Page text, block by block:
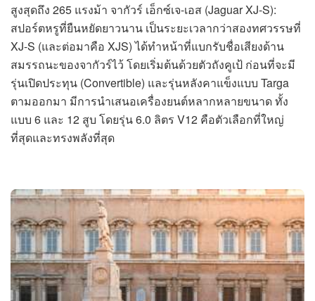
สูงสุดถึง 265 แรงม้า จากัวร์ เอ็กซ์เจ-เอส (Jaguar XJ-S):
สปอร์ตหรูที่ยืนหยัดยาวนาน เป็นระยะเวลากว่าสองทศวรรษที่
XJ-S (และต่อมาคือ XJS) ได้ทำหน้าที่แบกรับชื่อเสียงด้าน
สมรรถนะของจากัวร์ไว้ โดยเริ่มต้นด้วยตัวถังคูเป้ ก่อนที่จะมี
รุ่นเปิดประทุน (Convertible) และรุ่นหลังคาแข็งแบบ Targa
ตามออกมา มีการนำเสนอเครื่องยนต์หลากหลายขนาด ทั้ง
แบบ 6 และ 12 สูบ โดยรุ่น 6.0 ลิตร V12 คือตัวเลือกที่ใหญ่
ที่สุดและทรงพลังที่สุด